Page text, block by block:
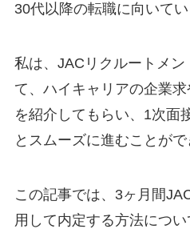
30代以降の転職に向いてい
私は、JACリクルートメ
て、ハイキャリアの企業
を紹介してもらい、1次面
とスムーズに進むことがで
この記事では、3ヶ月間
用して内定する方法につ